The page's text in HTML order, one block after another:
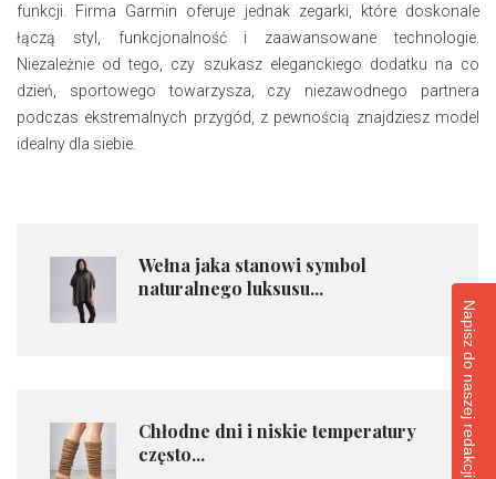
funkcji. Firma Garmin oferuje jednak zegarki, które doskonale
łączą styl, funkcjonalność i zaawansowane technologie.
Niezależnie od tego, czy szukasz eleganckiego dodatku na co
dzień, sportowego towarzysza, czy niezawodnego partnera
podczas ekstremalnych przygód, z pewnością znajdziesz model
idealny dla siebie.
Wełna jaka stanowi symbol
naturalnego luksusu...
Chłodne dni i niskie temperatury
często...
Napisz do naszej redakcji